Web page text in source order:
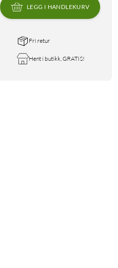
LEGG I HANDLEKURV
Fri retur
Hent i butikk, GRATIS!